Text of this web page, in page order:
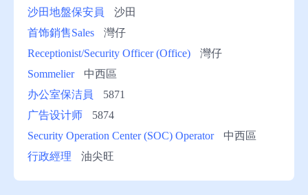
沙田地盤保安員
沙田
首饰銷售Sales
灣仔
Receptionist/Security Officer (Office)
灣仔
Sommelier
中西區
办公室保洁員
5871
广告设计师
5874
Security Operation Center (SOC) Operator
中西區
行政經理
油尖旺